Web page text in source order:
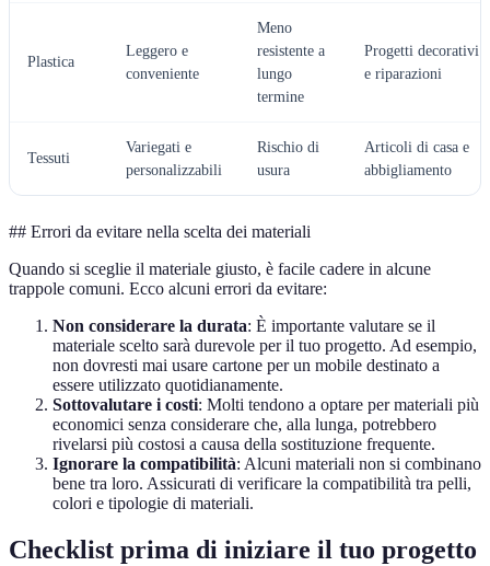
Plastica
Leggero e
conveniente
Meno
resistente a
lungo
termine
Progetti decorativi
e riparazioni
Tessuti
Variegati e
personalizzabili
Rischio di
usura
Articoli di casa e
abbigliamento
## Errori da evitare nella scelta dei materiali
Quando si sceglie il materiale giusto, è facile cadere in alcune
trappole comuni. Ecco alcuni errori da evitare:
Non considerare la durata: È importante valutare se il
materiale scelto sarà durevole per il tuo progetto. Ad esempio,
non dovresti mai usare cartone per un mobile destinato a
essere utilizzato quotidianamente.
Sottovalutare i costi: Molti tendono a optare per materiali più
economici senza considerare che, alla lunga, potrebbero
rivelarsi più costosi a causa della sostituzione frequente.
Ignorare la compatibilità: Alcuni materiali non si combinano
bene tra loro. Assicurati di verificare la compatibilità tra pelli,
colori e tipologie di materiali.
Checklist prima di iniziare il tuo progetto